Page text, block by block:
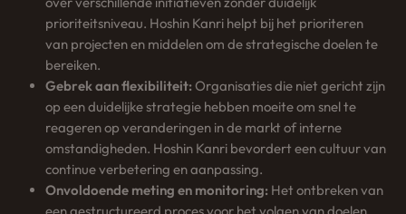
prioriteitsniveau. Hoshin Kanri helpt bij het prioriteren
van projecten en middelen om de strategische doelen te
bereiken.
Gebrek aan flexibiliteit:Organisaties die niet gericht zijn
op een duidelijke strategie hebben moeite om snel te
reageren op veranderingen in de markt of interne
omstandigheden. Hoshin Kanri bevordert een cultuur van
continue verbetering en aanpassing.
Onvoldoende meting en monitoring: Het ontbreken van